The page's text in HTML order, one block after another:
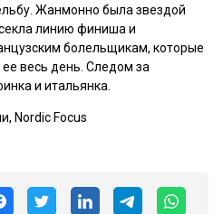
Жанмонно была звездой
линию финиша и
болельщикам, которые
весь день. Следом за
и итальянка.
Nordic Focus